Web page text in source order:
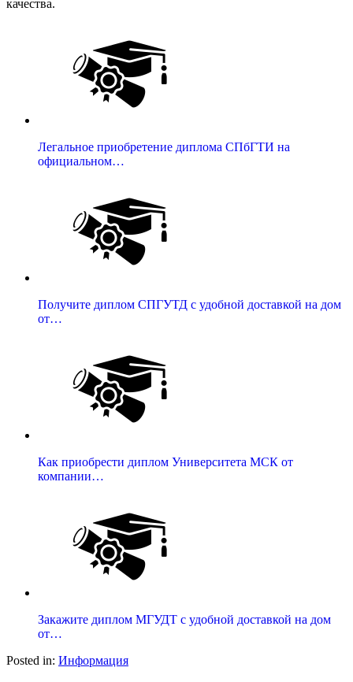
качества.
Легальное приобретение диплома СПбГТИ на
официальном…
Получите диплом СПГУТД с удобной доставкой на дом
от…
Как приобрести диплом Университета МСК от
компании…
Закажите диплом МГУДТ с удобной доставкой на дом
от…
Posted in: Информация